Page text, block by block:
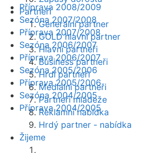
Partneři
Generální partner
GOLD hlavní partner
Hlavní partneři
Business partneři
Hrdí partneři
Mediální partneři
Partneři mládeže
Reklamní nabídka
Hrdý partner - nabídka
Žijeme
Příprava 2008/2009
Sezóna 2007/2008
Příprava 2007/2008
Sezóna 2006/2007
Příprava 2006/2007
Sezóna 2005/2006
Příprava 2005/2006
Sezóna 2004/2005
Příprava 2004/2005